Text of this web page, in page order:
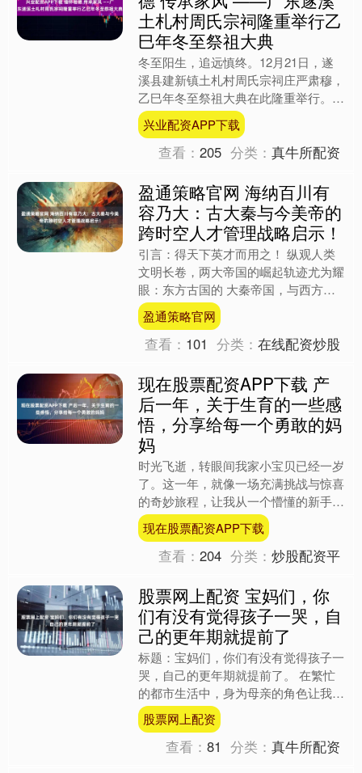
土札村周氏宗祠隆重举行乙
巳年冬至祭祖大典
冬至阳生，追远慎终。12月21日，遂
溪县建新镇土札村周氏宗祠庄严肃穆，
乙巳年冬至祭祖大典在此隆重举行。海
内外周氏宗亲齐聚故土，循千年古礼，
缅怀先祖德泽，共叙血脉....
兴业配资APP下载
查看：205 分类：真牛所配资
盈通策略官网 海纳百川有
容乃大：古大秦与今美帝的
跨时空人才管理战略启示！
引言：得天下英才而用之！ 纵观人类
文明长卷，两大帝国的崛起轨迹尤为耀
眼：东方古国的 大秦帝国，与西方现
代的 美丽帝国。二者相隔两千年，横
跨东西半球，却在人才战略....
盈通策略官网
查看： 101 分类：在线配资炒股
现在股票配资APP下载 产
后一年，关于生育的一些感
悟，分享给每一个勇敢的妈
妈
时光飞逝，转眼间我家小宝贝已经一岁
了。这一年，就像一场充满挑战与惊喜
的奇妙旅程，让我从一个懵懂的新手妈
妈，逐渐成长为能从容应对各种育儿问
题的“战士”。今天，我想....
现在股票配资APP下载
查看：204 分类：炒股配资平
股票网上配资 宝妈们，你
们有没有觉得孩子一哭，自
己的更年期就提前了
标题：宝妈们，你们有没有觉得孩子一
哭，自己的更年期就提前了。 在繁忙
的都市生活中，身为母亲的角色让我时
常感到疲惫与压力。每当夜幕降临，家
中的小天使开始啼哭时，我....
股票网上配资
查看：81 分类：真牛所配资